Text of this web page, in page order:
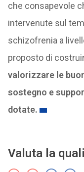
che consapevole
intervenute sul
schizofrenia a
proposto di
valorizzare le
sostegno e
dotate.
Valuta la